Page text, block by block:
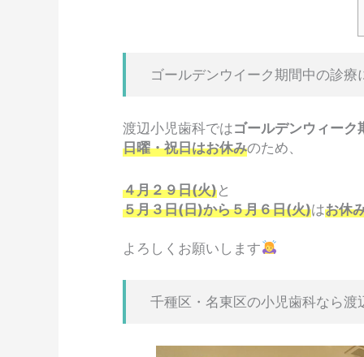
ゴールデンウイーク期間中の診療
渡辺小児歯科ではゴールデンウィーク
日曜・祝日はお休みのため、
４月２９日(火)と
５月３日(日)から５月６日(火)はお休
よろしくお願いします
千種区・名東区の小児歯科なら渡